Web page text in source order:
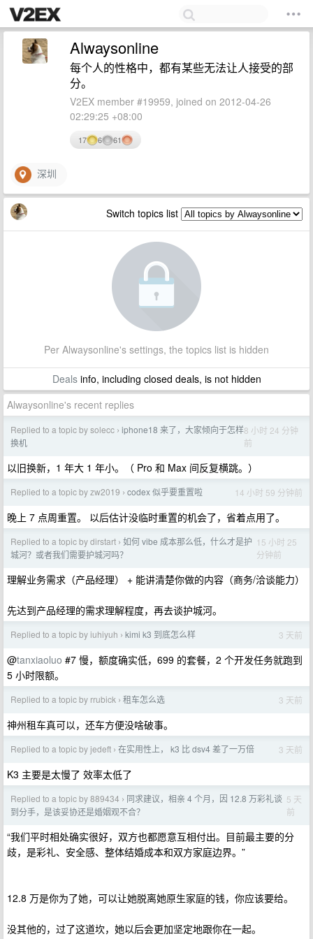
Alwaysonline
每个人的性格中，都有某些无法让人接受的部
分。
V2EX member #19959, joined on 2012-04-26
02:29:25 +08:00
17 6 61
深圳
Switch topics list
Per Alwaysonline's settings, the topics list is hidden
Dealsinfo, including closed deals, is not hidden
Alwaysonline's recent replies
Replied to a topic by solecc › iphone18 来了，大家倾向于怎样
换机
8 小时 24 分钟
前
以旧换新，1 年大 1 年小。（ Pro 和 Max 间反复横跳。）
Replied to a topic by zw2019 › codex 似乎要重置啦 14 小时 59 分钟前
晚上 7 点周重置。 以后估计没临时重置的机会了，省着点用了。
Replied to a topic by dirstart › 如何 vibe 成本那么低，什么才是护
城河？或者我们需要护城河吗？
15 小时 25
分钟前
理解业务需求（产品经理） + 能讲清楚你做的内容（商务/洽谈能力）
先达到产品经理的需求理解程度，再去谈护城河。
Replied to a topic by iuhiyuh › kimi k3 到底怎么样 3 天前
@tanxiaoluo #7 慢，额度确实低，699 的套餐，2 个开发任务就跑到
5 小时限额。
Replied to a topic by rrubick › 租车怎么选 3 天前
神州租车真可以，还车方便没啥破事。
Replied to a topic by jedeft › 在实用性上， k3 比 dsv4 差了一万倍 3 天前
K3 主要是太慢了 效率太低了
Replied to a topic by 889434 › 同求建议，相亲 4 个月，因 12.8 万彩礼谈
到分手，是该妥协还是婚姻观不合？
5 天
前
“我们平时相处确实很好，双方也都愿意互相付出。目前最主要的分
歧，是彩礼、安全感、整体结婚成本和双方家庭边界。”
12.8 万是你为了她，可以让她脱离她原生家庭的钱，你应该要给。
没其他的，过了这道坎，她以后会更加坚定地跟你在一起。